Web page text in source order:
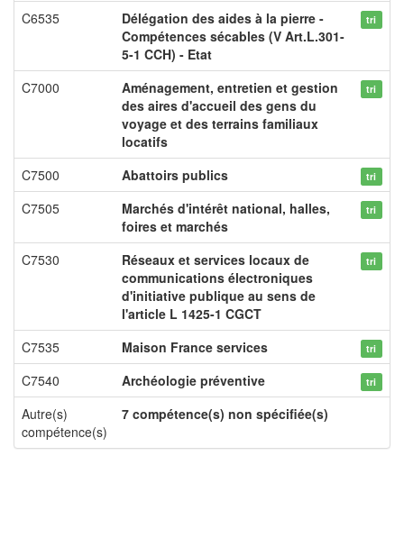
C6535
Délégation des aides à la pierre -
Compétences sécables (V Art.L.301-
5-1 CCH) - Etat
tri
C7000
Aménagement, entretien et gestion
des aires d'accueil des gens du
voyage et des terrains familiaux
locatifs
tri
C7500 Abattoirs publics tri
C7505
Marchés d'intérêt national, halles,
foires et marchés
tri
C7530
Réseaux et services locaux de
communications électroniques
d'initiative publique au sens de
l'article L 1425-1 CGCT
tri
C7535 Maison France services tri
C7540 Archéologie préventive tri
Autre(s)
compétence(s)
7 compétence(s) non spécifiée(s)